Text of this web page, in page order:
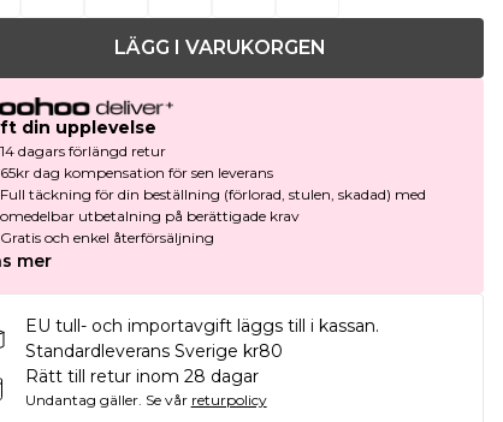
LÄGG I VARUKORGEN
din upplevelse
14 dagars förlängd retur
65kr dag kompensation för sen leverans
Full täckning för din beställning (förlorad, stulen, skadad) med
omedelbar utbetalning på berättigade krav
Gratis och enkel återförsäljning
mer
EU tull- och importavgift läggs till i kassan.
Standardleverans Sverige kr80
Rätt till retur inom 28 dagar
Undantag gäller. Se vår returpolicy